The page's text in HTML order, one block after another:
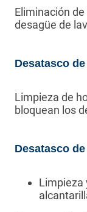
Eliminación
desagüe de
Desatasco
Limpieza de
bloquean los
Desatasco
Limpieza